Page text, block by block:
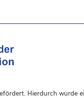
Hierdurch wurde